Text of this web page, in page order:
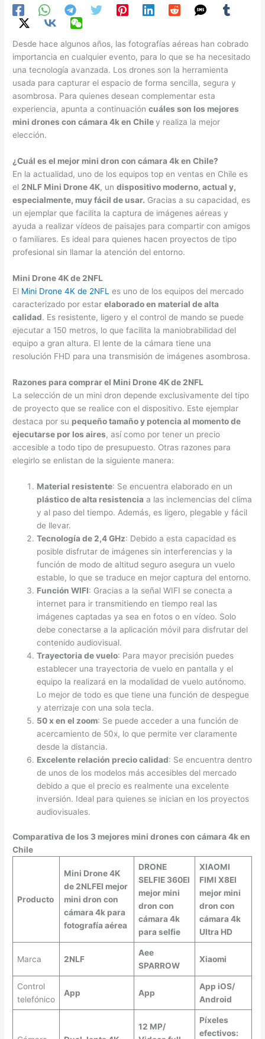
Desde hace algunos años, las fotografías aéreas han cobrado
importancia en cualquier evento, para lo que se ha necesitado
una tecnología avanzada. Los drones son la herramienta
usada para capturar el espacio de forma sencilla, segura y
asombrosa. Para quienes desean complementar esta
experiencia, apunta a continuacióncuáles son los mejores
mini drones con cámara 4k en Chiley realiza la mejor
elección.
¿Cuál es el mejor mini dron con cámara 4k en Chile?
En la actualidad, uno de los equipos top en ventas en Chile es
el 2NLF Mini Drone 4K, undispositivo moderno, actual y,
especialmente, muy fácil de usar. Gracias a su capacidad, es
un ejemplar que facilita la captura de imágenes aéreas y
ayuda a realizar vídeos de paisajes para compartir con amigos
o familiares. Es ideal para quienes hacen proyectos de tipo
profesional sin llamar la atención del entorno.
Mini Drone 4K de 2NFL
El Mini Drone 4K de 2NFL es uno de los equipos del mercado
caracterizado por estarelaborado en material de alta
calidad. Es resistente, ligero y el control de mando se puede
ejecutar a 150 metros, lo que facilita la maniobrabilidad del
equipo a gran altura. El lente de la cámara tiene una
resolución FHD para una transmisión de imágenes asombrosa.
Razones para comprar el Mini Drone 4K de 2NFL
La selección de un mini dron depende exclusivamente del tipo
de proyecto que se realice con el dispositivo. Este ejemplar
destaca por su pequeño tamaño y potencia al momento de
ejecutarse por los aires, así como por tener un precio
accesible a todo tipo de presupuesto. Otras razones para
elegirlo se enlistan de la siguiente manera:
Material resistente: Se encuentra elaborado en un
plástico de alta resistencia a las inclemencias del clima
y al paso del tiempo. Además, es ligero, plegable y fácil
de llevar.
Tecnología de 2,4 GHz: Debido a esta capacidad es
posible disfrutar de imágenes sin interferencias y la
función de modo de altitud seguro asegura un vuelo
estable, lo que se traduce en mejor captura del entorno.
Función WIFI: Gracias a la señal WIFI se conecta a
internet para ir transmitiendo en tiempo real las
imágenes captadas ya sea en fotos o en vídeo. Solo
debe conectarse a la aplicación móvil para disfrutar del
contenido audiovisual.
Trayectoria de vuelo: Para mayor precisión puedes
establecer una trayectoria de vuelo en pantalla y el
equipo la realizará en la modalidad de vuelo autónomo.
Lo mejor de todo es que tiene una función de despegue
y aterrizaje con una sola tecla.
50 x en el zoom: Se puede acceder a una función de
acercamiento de 50x, lo que permite ver claramente
desde la distancia.
Excelente relación precio calidad: Se encuentra dentro
de unos de los modelos más accesibles del mercado
debido a que el precio es realmente una excelente
inversión. Ideal para quienes se inician en los proyectos
audiovisuales.
Comparativa de los 3 mejores mini drones con cámara 4k en
Chile
Producto
Mini Drone 4K
de 2NLFEl mejor
mini dron con
cámara 4k para
fotografía aérea
DRONE
SELFIE 360El
mejor mini
dron con
cámara 4k
para selfie
XIAOMI
FIMI X8El
mejor mini
dron con
cámara 4k
Ultra HD
Marca 2NLF
Aee
SPARROW
Xiaomi
Control
telefónico
App App
App iOS/
Android
12 MP/
Píxeles
efectivos: